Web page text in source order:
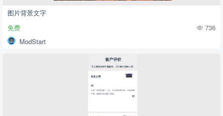
图片背景文字
736
免费
ModStart